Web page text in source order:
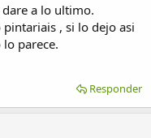
dare a lo ultimo.
, si lo dejo asi
parece.
Responder